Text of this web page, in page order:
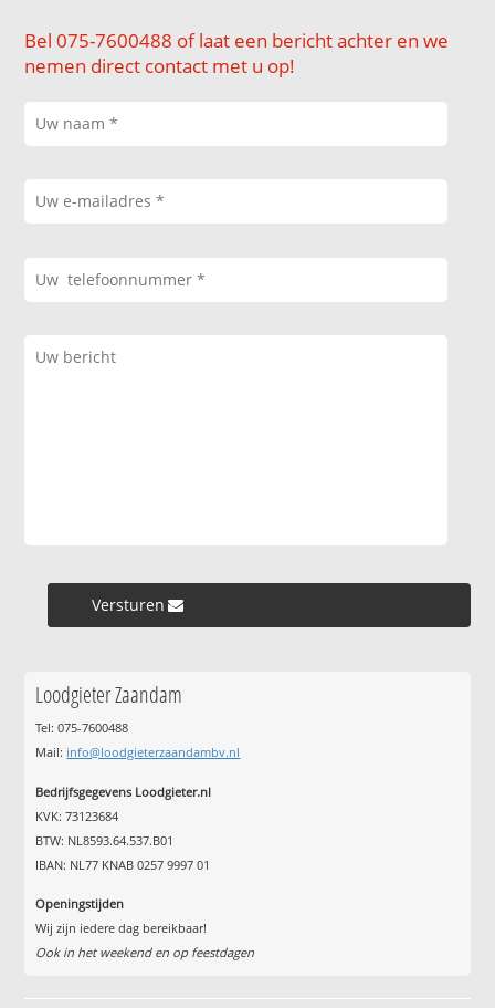
Bel 075-7600488 of laat een bericht achter en we
nemen direct contact met u op!
Versturen »
Loodgieter Zaandam
Tel: 075-7600488
Mail: info@loodgieterzaandambv.nl
Bedrijfsgegevens Loodgieter.nl
KVK: 73123684
BTW: NL8593.64.537.B01
IBAN: NL77 KNAB 0257 9997 01
Openingstijden
Wij zijn iedere dag bereikbaar!
Ook in het weekend en op feestdagen